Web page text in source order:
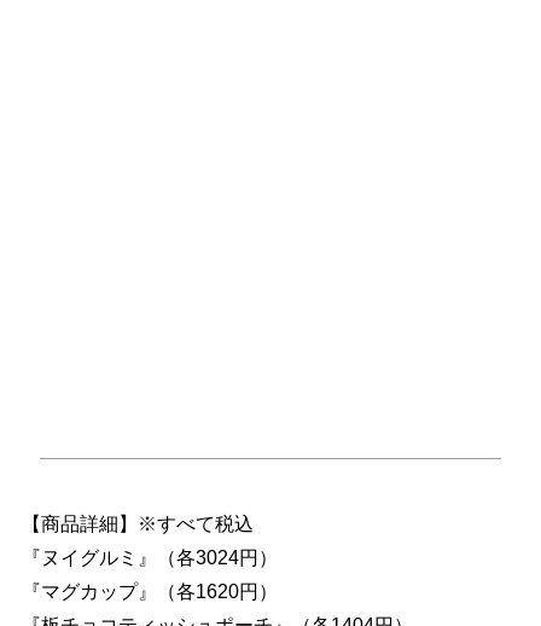
【商品詳細】※すべて税込
『ヌイグルミ』（各3024円）
『マグカップ』（各1620円）